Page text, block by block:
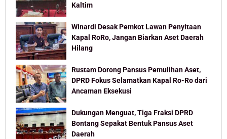
Kaltim
Winardi Desak Pemkot Lawan Penyitaan
Kapal RoRo, Jangan Biarkan Aset Daerah
Hilang
Rustam Dorong Pansus Pemulihan Aset,
DPRD Fokus Selamatkan Kapal Ro-Ro dari
Ancaman Eksekusi
Dukungan Menguat, Tiga Fraksi DPRD
Bontang Sepakat Bentuk Pansus Aset
Daerah